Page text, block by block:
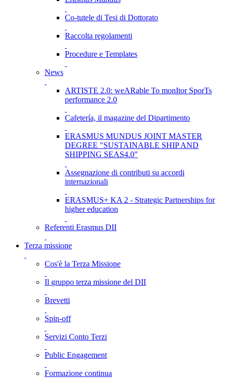
Co-tutele di Tesi di Dottorato
Raccolta regolamenti
Procedure e Templates
News
ARTISTE 2.0: weARable To monItor SporTs
performance 2.0
Cafetería, il magazine del Dipartimento
ERASMUS MUNDUS JOINT MASTER
DEGREE "SUSTAINABLE SHIP AND
SHIPPING SEAS4.0"
Assegnazione di contributi su accordi
internazionali
ERASMUS+ KA 2 - Strategic Partnerships for
higher education
Referenti Erasmus DII
Terza missione
Cos'è la Terza Missione
Il gruppo terza missione del DII
Brevetti
Spin-off
Servizi Conto Terzi
Public Engagement
Formazione continua